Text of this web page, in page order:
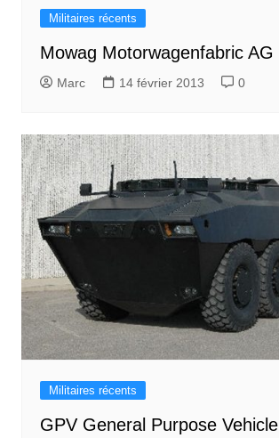
Militaires récents
Mowag Motorwagenfabric AG
Marc 14 février 2013 0
Militaires récents
GPV General Purpose Vehicle